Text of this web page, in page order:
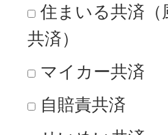
住まいる共済（
共済）
マイカー共済
自賠責共済